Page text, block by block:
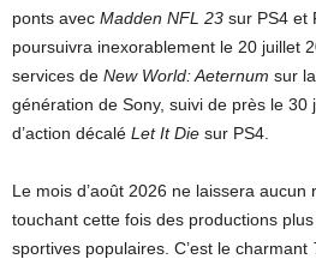
ponts avec Madden NFL 23 sur PS4 et
poursuivra inexorablement le 20 juillet
services de New World: Aeternum sur
génération de Sony, suivi de près le 30
d’action décalé Let It Die sur PS4.
Le mois d’août 2026 ne laissera aucun
touchant cette fois des productions
sportives populaires. C’est le charmant